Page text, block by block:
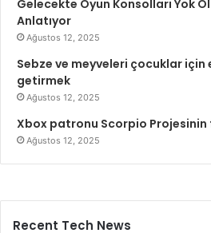
Gelecekte Oyun Konsolları Yok
Anlatıyor
Ağustos 12, 2025
Sebze ve meyveleri çocuklar için
getirmek
Ağustos 12, 2025
Xbox patronu Scorpio Projesinin
Ağustos 12, 2025
Recent Tech News